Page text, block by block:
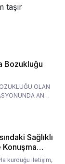
taşır
Bozukluğu
Ana
OLAN
ANA
Sağlıklı
Rolü
kurduğu iletişim,